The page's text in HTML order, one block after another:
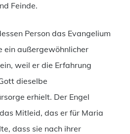
Feinde.
Person das Evangelium
ein außergewöhnlicher
weil er die Erfahrung
dieselbe
erhielt. Der Engel
Mitleid, das er für Maria
dass sie nach ihrer